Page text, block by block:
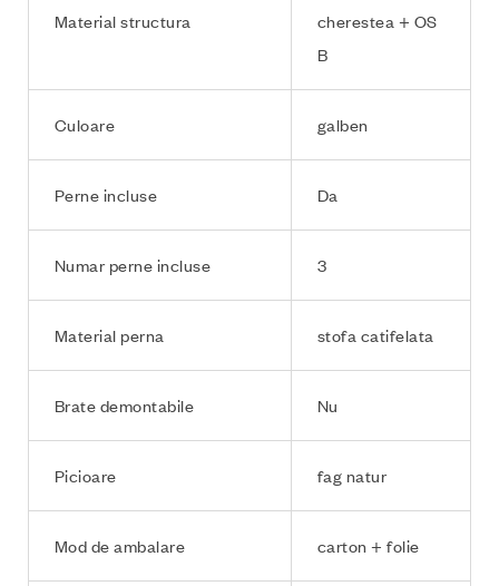
Material structura
cherestea + OS
B
Culoare galben
Perne incluse Da
Numar perne incluse 3
Material perna stofa catifelata
Brate demontabile Nu
Picioare fag natur
Mod de ambalare carton + folie